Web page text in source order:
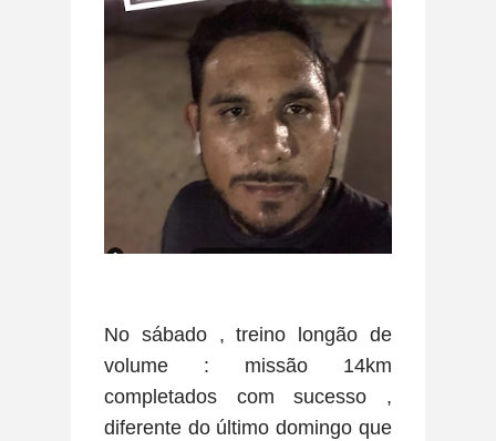
No sábado , treino longão de
volume : missão 14km
completados com sucesso ,
diferente do último domingo que